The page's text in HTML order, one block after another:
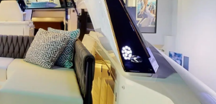
Le Courtage